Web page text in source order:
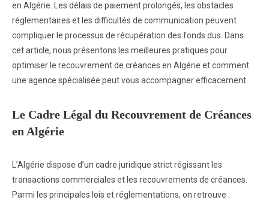
en Algérie. Les délais de paiement prolongés, les obstacles
réglementaires et les difficultés de communication peuvent
compliquer le processus de récupération des fonds dus. Dans
cet article, nous présentons les meilleures pratiques pour
optimiser le recouvrement de créances en Algérie et comment
une agence spécialisée peut vous accompagner efficacement.
Le Cadre Légal du Recouvrement de Créances
en Algérie
L’Algérie dispose d’un cadre juridique strict régissant les
transactions commerciales et les recouvrements de créances.
Parmi les principales lois et réglementations, on retrouve :